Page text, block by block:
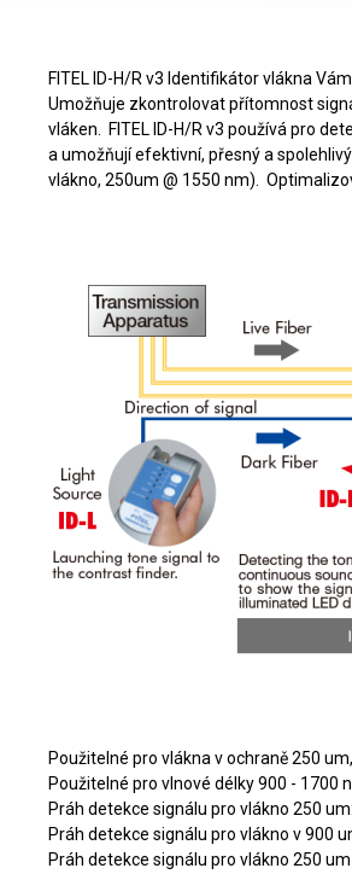
FITEL ID-H/R v3 Identifikátor vlákna
Umožňuje zkontrolovat přítomnost
vláken. FITEL ID-H/R v3 používá pro
a umožňují efektivní, přesný a
vlákno, 250um @ 1550 nm).
Použitelné pro vlákna v ochraně 250
Použitelné pro vlnové délky 900 - 1700
Práh detekce signálu pro vlákno 250
Práh detekce signálu pro vlákno v 900
Práh detekce signálu pro vlákno 250